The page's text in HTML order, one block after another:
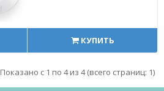
КУПИТЬ
Показано с 1 по 4 из 4 (всего страниц: 1)